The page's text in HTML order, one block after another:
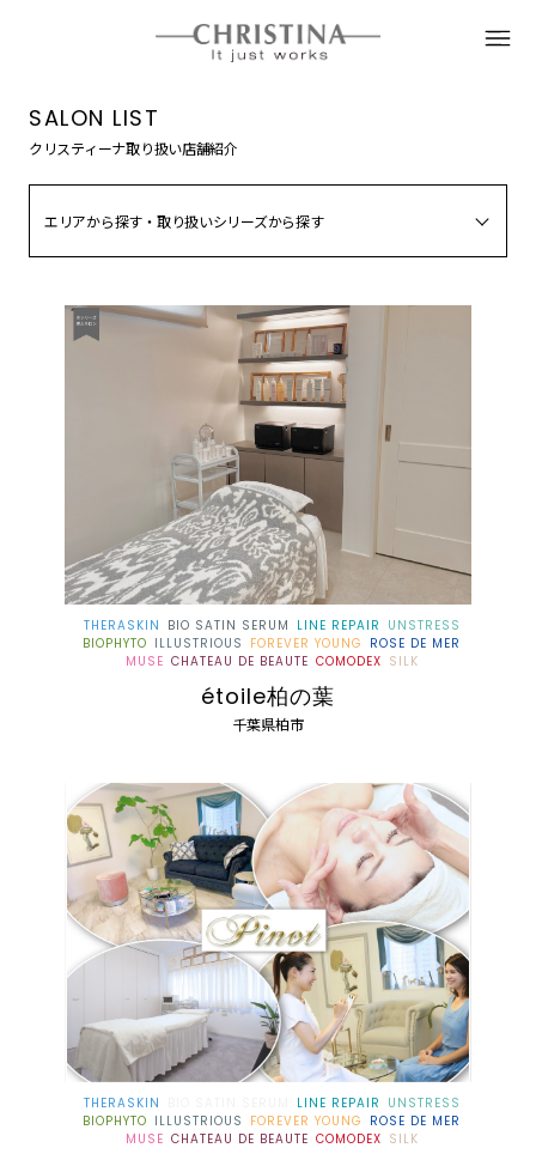
SALON LIST
クリスティーナ取り扱い店舗紹介
エリアから探す・取り扱いシリーズから探す
東京 甲信越・北陸
近畿
九州・沖縄
取り扱いシリーズから探す
THERASKIN BIO SATIN SERUM LINE REPAIR UNSTRESS
BIOPHYTO ILLUSTRIOUS FOREVER YOUNG ROSE DE MER
MUSE CHATEAU DE BEAUTE COMODEX SILK
étoile柏の葉
千葉県柏市
THERASKIN LINE REPAIR UNSTRESS
BIOPHYTO ILLUSTRIOUS FOREVER YOUNG ROSE DE MER
MUSE CHATEAU DE BEAUTE COMODEX SILK